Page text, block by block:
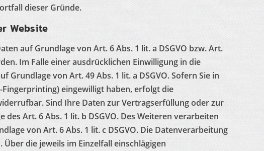
dieser Gründe.
Website
auf Grundlage von Art. 6 Abs. 1 lit. a DSGVO bzw. Art.
Im Falle einer ausdrücklichen Einwilligung in die
von Art. 49 Abs. 1 lit. a DSGVO. Sofern Sie in
eingewilligt haben, erfolgt die
Sind Ihre Daten zur Vertragserfüllung oder zur
Art. 6 Abs. 1 lit. b DSGVO. Des Weiteren verarbeiten
von Art. 6 Abs. 1 lit. c DSGVO. Die Datenverarbeitung
die jeweils im Einzelfall einschlägigen